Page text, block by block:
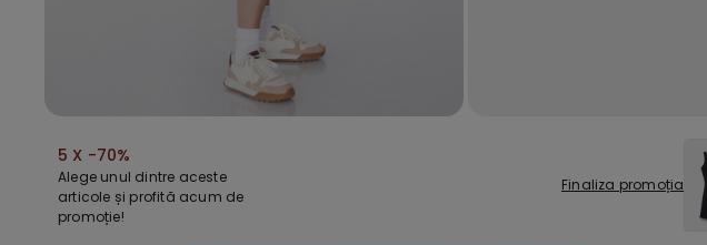
5 X -70%
Alege unul dintre aceste
articole și profită acum de
promoție!
Finaliza promoția